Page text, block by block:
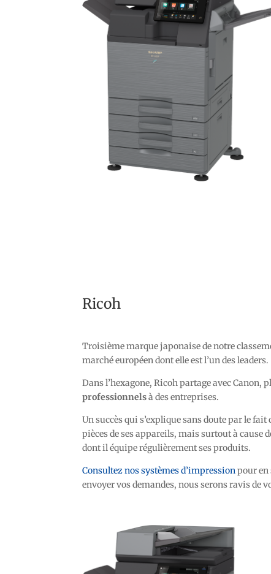
Ricoh
Troisième marque japonaise de notre
marché européen dont elle est l’un des leaders.
Dans l’hexagone, Ricoh partage avec Canon,
professionnelsà des entreprises.
Un succès qui s’explique sans doute par le
pièces de ses appareils, mais surtout à
dont il équipe régulièrement ses produits.
Consultez nos systèmes d’impressionpour
envoyer vos demandes, nous serons ravis de